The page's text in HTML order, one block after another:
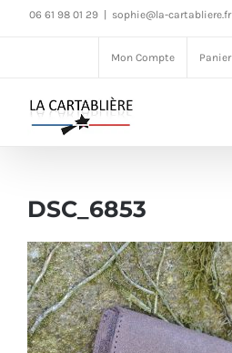
Passer06 61 98 01 29 sophie@la-cartabliere.fr
Mon Compte Panier
DSC_6853